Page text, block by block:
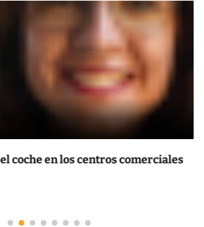
en los centros comerciales